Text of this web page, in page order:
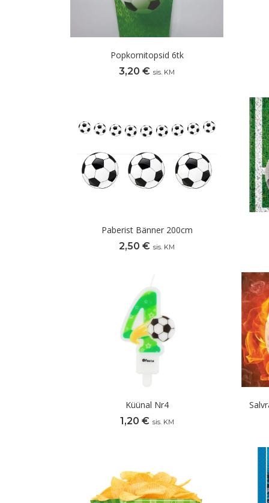
Popkornitopsid 6tk
3,20 € sis. KM
Paberist Bänner 200cm
2,50 € sis. KM
Küünal Nr4
1,20 € sis. KM